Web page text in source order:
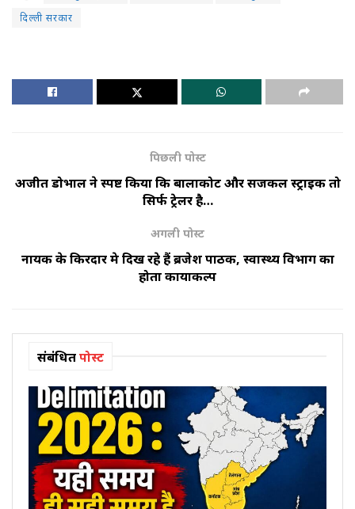
दिल्ली सरकार
पिछली पोस्ट
अजीत डोभाल ने स्पष्ट किया कि बालाकोट और सर्जिकल स्ट्राइक तो
सिर्फ ट्रेलर है…
अगली पोस्ट
नायक के किरदार मे दिख रहे हैं ब्रजेश पाठक, स्वास्थ्य विभाग का
होता कायाकल्प
संबंधितपोस्ट